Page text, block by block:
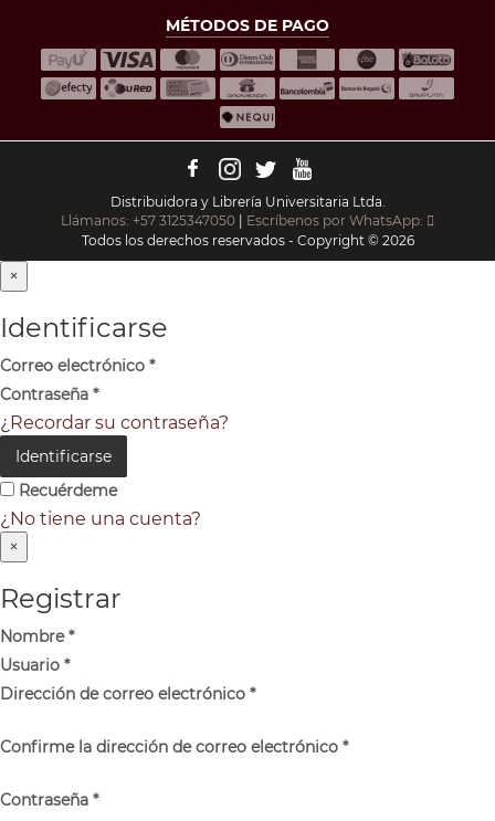
MÉTODOS DE PAGO
Distribuidora y Librería Universitaria Ltda.
Llámanos: +57 3125347050
Escríbenos por WhatsApp:
Todos los derechos reservados - Copyright © 2026
×
Identificarse
Correo electrónico *
Contraseña *
¿Recordar su contraseña?
Identificarse
Recuérdeme
¿No tiene una cuenta?
×
Registrar
Nombre*
Usuario *
Dirección de correo electrónico *
Confirme la dirección de correo electrónico *
Contraseña *